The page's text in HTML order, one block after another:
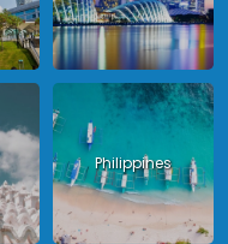
Philippines